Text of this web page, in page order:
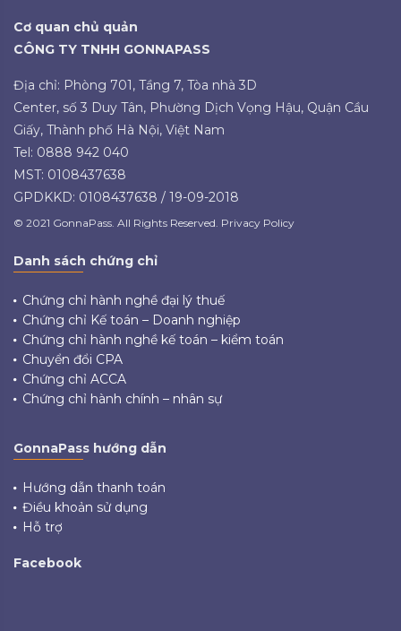
Cơ quan chủ quản
CÔNG TY TNHH GONNAPASS
Địa chỉ: Phòng 701, Tầng 7, Tòa nhà 3D
Center, số 3 Duy Tân, Phường Dịch Vọng Hậu, Quận Cầu
Giấy, Thành phố Hà Nội, Việt Nam
Tel: 0888 942 040
MST: 0108437638
GPDKKD: 0108437638 / 19-09-2018
© 2021 GonnaPass. All Rights Reserved. Privacy Policy
Danh sách chứng chỉ
Chứng chỉ hành nghề đại lý thuế
Chứng chỉ Kế toán – Doanh nghiệp
Chứng chỉ hành nghề kế toán – kiểm toán
Chuyển đổi CPA
Chứng chỉ ACCA
Chứng chỉ hành chính – nhân sự
GonnaPass hướng dẫn
Hướng dẫn thanh toán
Điều khoản sử dụng
Hỗ trợ
Facebook